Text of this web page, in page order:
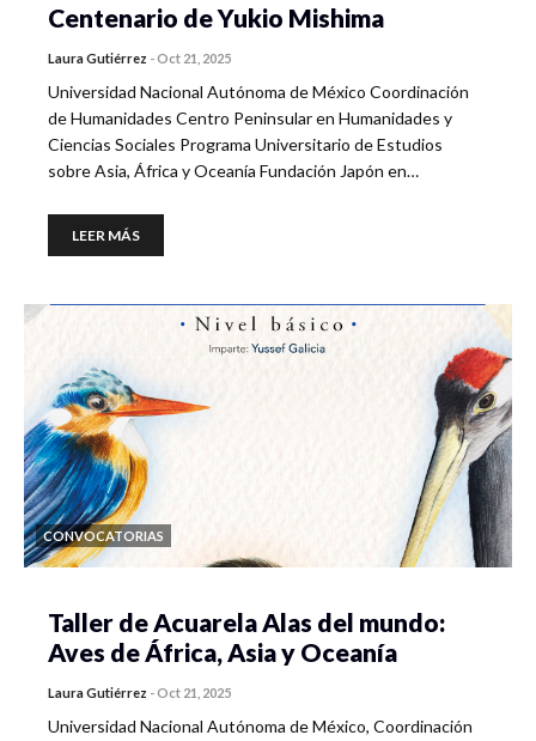
Centenario de Yukio Mishima
Laura Gutiérrez -Oct 21, 2025
Universidad Nacional Autónoma de México Coordinación
de Humanidades Centro Peninsular en Humanidades y
Ciencias Sociales Programa Universitario de Estudios
sobre Asia, África y Oceanía Fundación Japón en…
LEER MÁS
CONVOCATORIAS
Taller de Acuarela Alas del mundo:
Aves de África, Asia y Oceanía
Laura Gutiérrez -Oct 21, 2025
Universidad Nacional Autónoma de México, Coordinación